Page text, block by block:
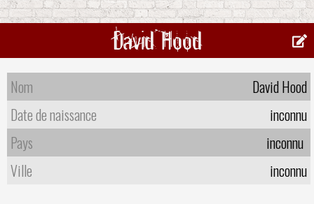
David Hood
Nom
David Hood
Date de naissance
inconnu
Pays
inconnu
Ville
inconnu